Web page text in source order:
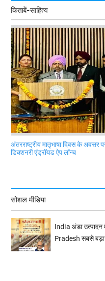
किताबें-साहित्य
अंतरराष्ट्रीय मातृभाषा दिवस के अवसर
डिक्शनरी एंड्रॉयड ऐप लॉन्च
सोशल मीडिया
India अंडा
Pradesh सबसे बड़ा